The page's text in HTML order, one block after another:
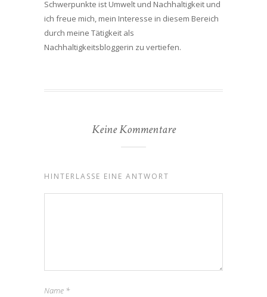
Schwerpunkte ist Umwelt und Nachhaltigkeit und
ich freue mich, mein Interesse in diesem Bereich
durch meine Tätigkeit als
Nachhaltigkeitsbloggerin zu vertiefen.
Keine Kommentare
HINTERLASSE EINE ANTWORT
Name *